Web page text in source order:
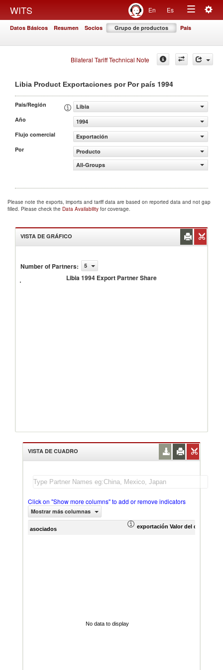
WITS En Es
Toggle
Datos Básicos Resumen Socios Grupo de productos País
Bilateral Tariff Technical Note
Libia Product Exportaciones por Por país 1994
País/Región
Libia
Año
1994
Flujo comercial
Exportación
Por
Producto
All-Groups
Please note the exports, imports and tariff data are based on reported data and not gap
filled. Please check the Data Availability for coverage.
VISTA DE GRÁFICO
Number of Partners: 5
Libia 1994 Export Partner Share
Libia
Export
VISTA DE CUADRO
Click on "Show more columns" to add or remove indicators
Mostrar más columnas
asociados exportación Valor del comercio
No data to display